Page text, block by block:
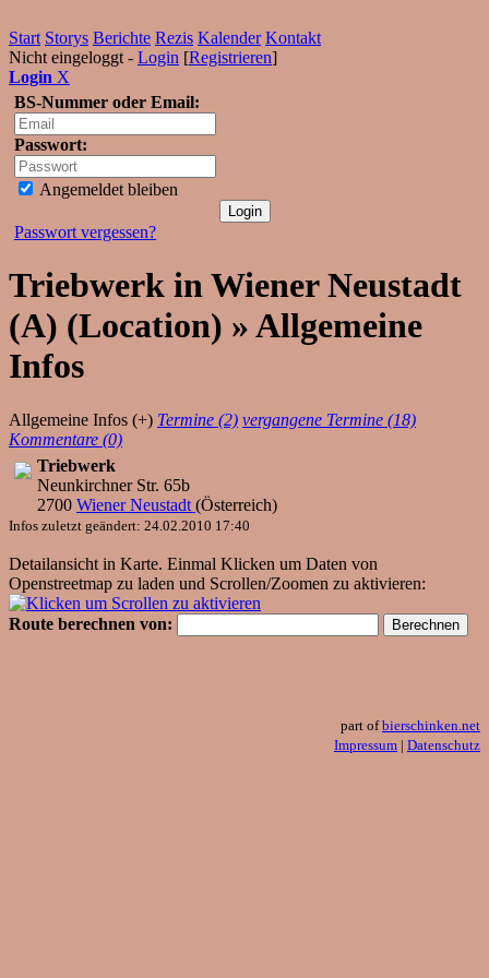
Start Storys Berichte Rezis Kalender Kontakt
Nicht eingeloggt - Login [Registrieren]
Login X
BS-Nummer oder Email:
Passwort:
Angemeldet bleiben
Passwort vergessen?
Triebwerk in Wiener Neustadt
(A) (Location) » Allgemeine
Infos
Allgemeine Infos (+) Termine (2) vergangene Termine (18)
Kommentare (0)
Triebwerk
Neunkirchner Str. 65b
2700 Wiener Neustadt (Österreich)
Infos zuletzt geändert: 24.02.2010 17:40
Detailansicht in Karte. Einmal Klicken um Daten von
Openstreetmap zu laden und Scrollen/Zoomen zu aktivieren:
Route berechnen von:
part ofbierschinken.net
Impressum | Datenschutz